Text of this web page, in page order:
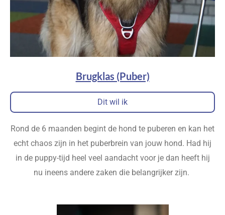
Brugklas (Puber)
Dit wil ik
Rond de 6 maanden begint de hond te puberen en kan het
echt chaos zijn in het puberbrein van jouw hond. Had hij
in de puppy-tijd heel veel aandacht voor je dan heeft hij
nu ineens andere zaken die belangrijker zijn.